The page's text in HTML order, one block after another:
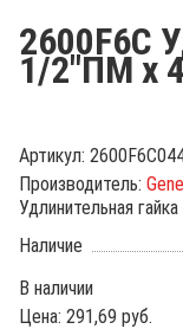
2600F6C
1/2"ПМ х
Артикул:
Производитель:
Удлинительная
Наличие
В наличии
Цена: 291,69 руб.